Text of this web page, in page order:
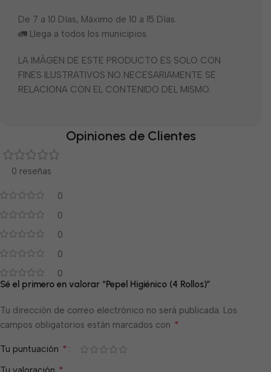
De 7 a 10 Días, Máximo de 10 a 15 Días.
🚛 Llega a todos los municipios.
LA IMÁGEN DE ESTE PRODUCTO ES SOLO CON
FINES ILUSTRATIVOS NO NECESARIAMENTE SE
RELACIONA CON EL CONTENIDO DEL MISMO.
Opiniones de Clientes
0 reseñas
0
0
0
0
0
Sé el primero en valorar “Pepel Higiénico (4 Rollos)”
Tu dirección de correo electrónico no será publicada. Los
campos obligatorios están marcados con *
Tu puntuación *